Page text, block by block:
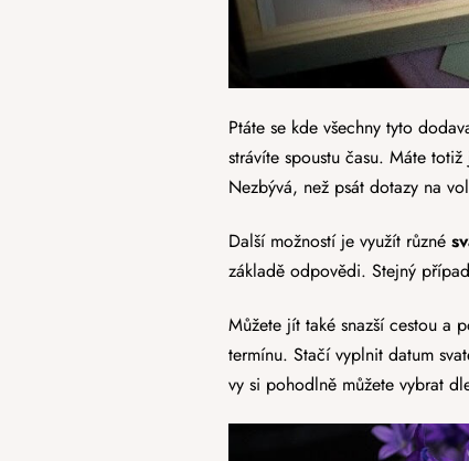
Ptáte se kde všechny tyto
strávíte spoustu času. Máte
Nezbývá, než psát dotazy na
Další možností je využít různé
základě odpovědi. Stejný
Můžete jít také snazší cestou a
termínu. Stačí vyplnit datum
vy si pohodlně můžete vybrat